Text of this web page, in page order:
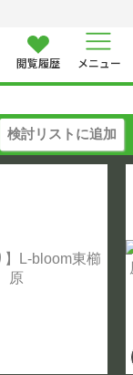
閲覧履歴 メニュー
検討リストに追加